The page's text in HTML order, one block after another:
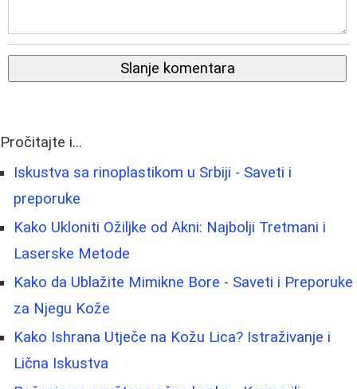
Slanje komentara
Pročitajte i...
Iskustva sa rinoplastikom u Srbiji - Saveti i
preporuke
Kako Ukloniti Ožiljke od Akni: Najbolji Tretmani i
Laserske Metode
Kako da Ublažite Mimikne Bore - Saveti i Preporuke
za Njegu Kože
Kako Ishrana Utječe na Kožu Lica? Istraživanje i
Lična Iskustva